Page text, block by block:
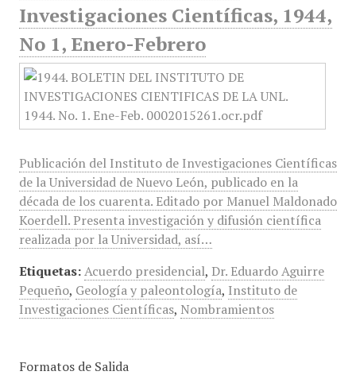
Investigaciones Científicas, 1944,
No 1, Enero-Febrero
Publicación del Instituto de Investigaciones Científicas
de la Universidad de Nuevo León, publicado en la
década de los cuarenta. Editado por Manuel Maldonado
Koerdell. Presenta investigación y difusión científica
realizada por la Universidad, así…
Etiquetas: Acuerdo presidencial, Dr. Eduardo Aguirre
Pequeño, Geología y paleontología, Instituto de
Investigaciones Científicas, Nombramientos
Formatos de Salida